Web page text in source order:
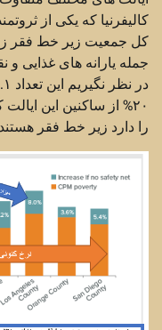
کل جمعیت زیر خط فقر
جمله یارانه های غذایی
۲۰% از ساکنین این
را دارد زیر خط فقر